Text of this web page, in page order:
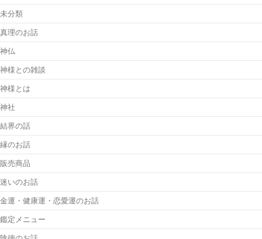
未分類
真理のお話
神仏
神様との雑談
神様とは
神社
結界の話
縁のお話
販売商品
迷いのお話
金運・健康運・恋愛運のお話
鑑定メニュー